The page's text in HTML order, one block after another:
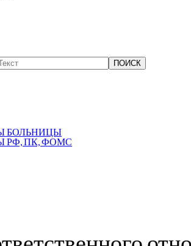
БОЛЬНИЦЫ
РФ, ПК, ФОМС